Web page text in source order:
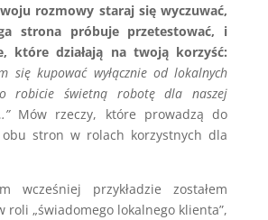
rozmowy staraj się wyczuwać,
strona próbuje przetestować, i
które działają na twoją korzyść:
się kupować wyłącznie od lokalnych
robicie świetną robotę dla naszej
Mów rzeczy, które prowadzą do
obu stron w rolach korzystnych dla
przykładzie zostałem
roli „świadomego lokalnego klienta”,